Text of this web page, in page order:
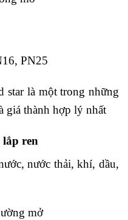
PN25
star là một trong những
giá thành hợp lý nhất
ren
nước thải, khí, dầu,
mở